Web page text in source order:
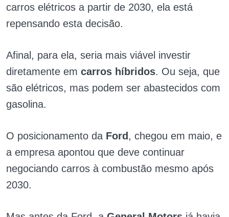
carros elétricos a partir de 2030, ela está
repensando esta decisão.
Afinal, para ela, seria mais viável investir
diretamente em carros híbridos. Ou seja, que
são elétricos, mas podem ser abastecidos com
gasolina.
O posicionamento da Ford, chegou em maio, e
a empresa apontou que deve continuar
negociando carros à combustão mesmo após
2030.